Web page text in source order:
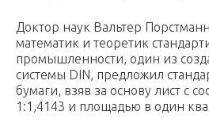
Доктор наук Вальтер
математик и теоретик
промышленности, один из
системы DIN, предложил
бумаги, взяв за основу лист с
1:1,4143 и площадью в один